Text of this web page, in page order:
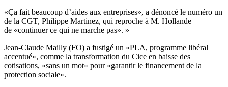
«Ça fait beaucoup d’aides aux entreprises», a dénoncé le numéro un
de la CGT, Philippe Martinez, qui reproche à M. Hollande
de «continuer ce qui ne marche pas». »
Jean-Claude Mailly (FO) a fustigé un «PLA, programme libéral
accentué», comme la transformation du Cice en baisse des
cotisations, «sans un mot» pour «garantir le financement de la
protection sociale».